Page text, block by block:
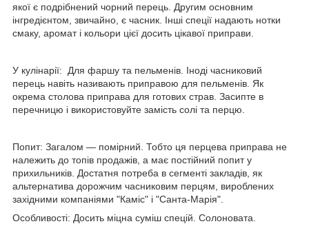
якої є подрібнений чорний перець. Другим основним
інгредієнтом, звичайно, є часник. Інші спеції надають нотки
смаку, аромат і кольори цієї досить цікавої приправи.
У кулінарії: Для фаршу та пельменів. Іноді часниковий
перець навіть називають приправою для пельменів. Як
окрема столова приправа для готових страв. Засипте в
перечницю і використовуйте замість солі та перцю.
Попит: Загалом — помірний. Тобто ця перцева приправа не
належить до топів продажів, а має постійний попит у
прихильників. Достатня потреба в сегменті закладів, як
альтернатива дорожчим часниковим перцям, вироблених
західними компаніями "Каміс" і "Санта-Марія".
Особливості: Досить міцна суміш спецій. Солоновата.